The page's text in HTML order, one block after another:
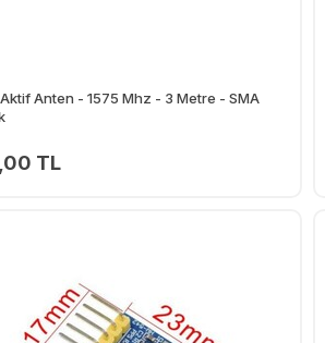
Aktif Anten - 1575 Mhz - 3 Metre - SMA
TL